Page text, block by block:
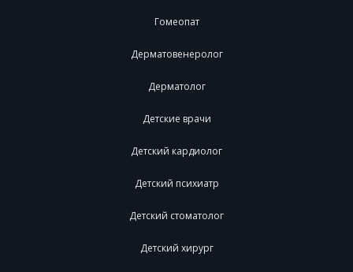
Гомеопат
Дерматовенеролог
Дерматолог
Детские врачи
Детский кардиолог
Детский психиатр
Детский стоматолог
Детский хирург